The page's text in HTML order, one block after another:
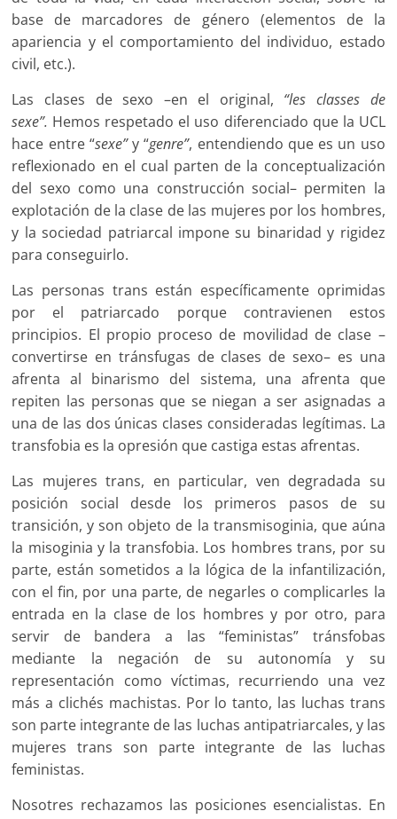
base de marcadores de género (elementos de la
apariencia y el comportamiento del individuo, estado
civil, etc.).
Las clases de sexo –en el original, “les classes de
sexe”. Hemos respetado el uso diferenciado que la UCL
hace entre “sexe”y “genre”, entendiendo que es un uso
reflexionado en el cual parten de la conceptualización
del sexo como una construcción social– permiten la
explotación de la clase de las mujeres por los hombres,
y la sociedad patriarcal impone su binaridad y rigidez
para conseguirlo.
Las personas trans están específicamente oprimidas
por el patriarcado porque contravienen estos
principios. El propio proceso de movilidad de clase –
convertirse en tránsfugas de clases de sexo– es una
afrenta al binarismo del sistema, una afrenta que
repiten las personas que se niegan a ser asignadas a
una de las dos únicas clases consideradas legítimas. La
transfobia es la opresión que castiga estas afrentas.
Las mujeres trans, en particular, ven degradada su
posición social desde los primeros pasos de su
transición, y son objeto de la transmisoginia, que aúna
la misoginia y la transfobia. Los hombres trans, por su
parte, están sometidos a la lógica de la infantilización,
con el fin, por una parte, de negarles o complicarles la
entrada en la clase de los hombres y por otro, para
servir de bandera a las “feministas” tránsfobas
mediante la negación de su autonomía y su
representación como víctimas, recurriendo una vez
más a clichés machistas. Por lo tanto, las luchas trans
son parte integrante de las luchas antipatriarcales, y las
mujeres trans son parte integrante de las luchas
feministas.
Nosotres rechazamos las posiciones esencialistas. En